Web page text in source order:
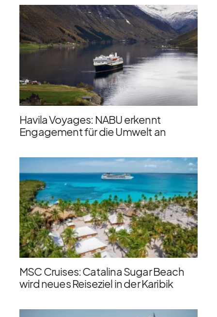
Havila Voyages: NABU erkennt
Engagement für die Umwelt an
MSC Cruises: Catalina Sugar Beach
wird neues Reiseziel in der Karibik